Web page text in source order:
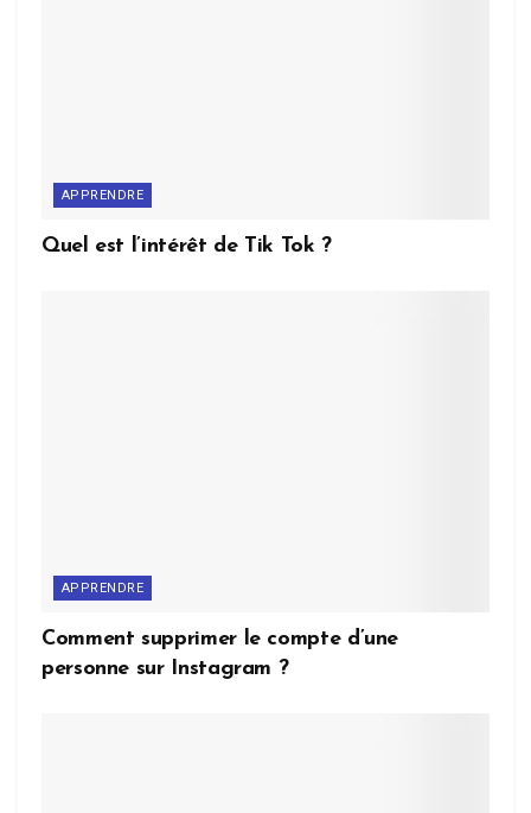
APPRENDRE
Quel est l’intérêt de Tik Tok ?
APPRENDRE
Comment supprimer le compte d’une
personne sur Instagram ?